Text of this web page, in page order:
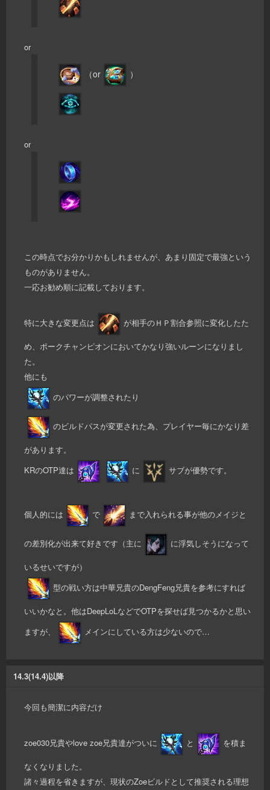
or
（or ）
or
この時点でお分かりかもしれませんが、あまり固定で最強という
ものがありません。
一応お勧め順に記載しております。
特に大きな変更点は が相手のＨＰ割合参照に変化したた
め、ポークチャンピオンにおいてかなり強いルーンになりまし
た。
他にも
のパワーが調整されたり
のビルドパスが変更された為、プレイヤー毎にかなり差
があります。
KRのOTP達は
に サブが優勢です。
個人的には で まで入れられる事が他のメイジと
の差別化が出来て好きです（主に に浮気しそうになって
いるせいですが）
型の戦い方は中華兄貴のDengFeng兄貴を参考にすれば
いいかなと。他はDeepLoLなどでOTPを探せば見つかるかと思い
ますが、
メインにしている方は少ないので…
14.3(14.4)以降
今回も簡潔に内容だけ
zoe030兄貴やlove zoe兄貴達がついに と を積ま
なくなりました。
諸々過程を省きますが、現状のZoeビルドとして推奨される理想